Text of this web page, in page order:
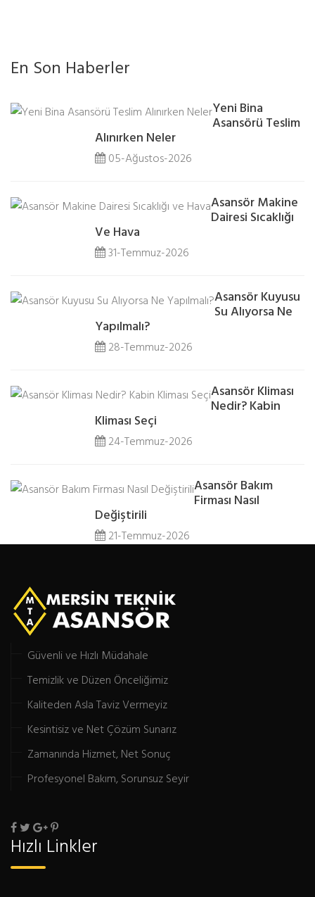
En Son Haberler
Yeni Bina
Asansörü Teslim
Alınırken Neler
05-Ağustos-2026
Asansör Makine
Dairesi Sıcaklığı
Ve Hava
31-Temmuz-2026
Asansör Kuyusu
Su Alıyorsa Ne
Yapılmalı?
28-Temmuz-2026
Asansör Kliması
Nedir? Kabin
Kliması Seçi
24-Temmuz-2026
Asansör Bakım
Firması Nasıl
Değiştirili
21-Temmuz-2026
Güvenli ve Hızlı Müdahale
Temizlik ve Düzen Önceliğimiz
Kaliteden Asla Taviz Vermeyiz
Kesintisiz ve Net Çözüm Sunarız
Zamanında Hizmet, Net Sonuç
Profesyonel Bakım, Sorunsuz Seyir
Hızlı Linkler